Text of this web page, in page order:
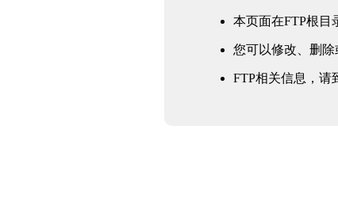
本页面在FTP根目
您可以修改、删
FTP相关信息，请